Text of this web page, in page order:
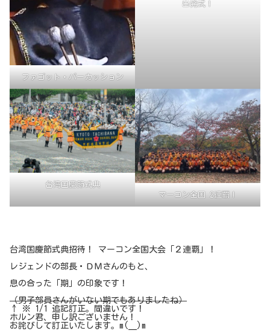
ファゴット・パーカッション
出発式！
台湾国慶節式典
マーコン全国 2連覇！
台湾国慶節式典招待！ マーコン全国大会「２連覇」！
レジェンドの部長・ＤＭさんのもと、
息の合った「期」の印象です！
（男子部員さんがいない期でもありましたね）
↑ ※ 1/1 追記訂正。間違いです！
ホルン君、申し訳ございません！
お詫びして訂正いたします。m(__)m